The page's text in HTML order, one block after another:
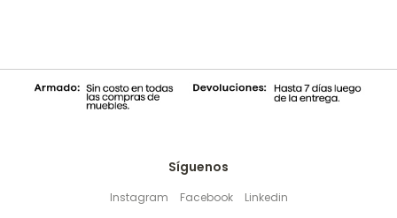
Síguenos
Instagram Facebook Linkedin